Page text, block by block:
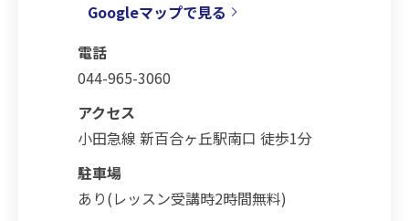
Googleマップで見る
電話
044-965-3060
アクセス
小田急線 新百合ヶ丘駅南口 徒歩1分
駐車場
あり(レッスン受講時2時間無料)